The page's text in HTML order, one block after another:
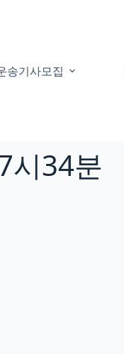
송기사모집
시34분